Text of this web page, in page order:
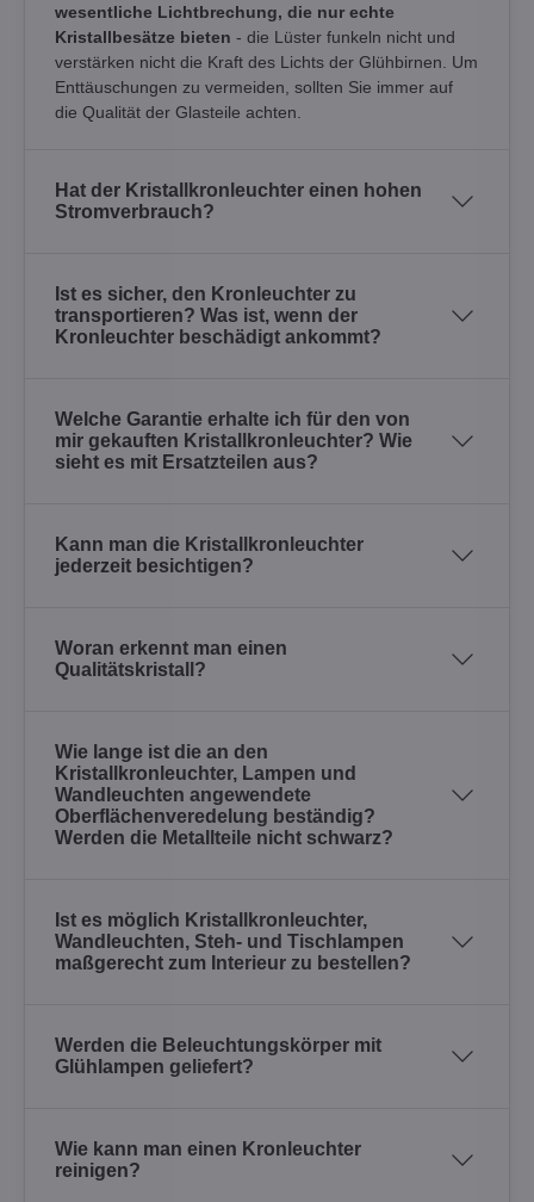
wesentliche Lichtbrechung, die nur echte
Kristallbesätze bieten - die Lüster funkeln nicht und
verstärken nicht die Kraft des Lichts der Glühbirnen. Um
Enttäuschungen zu vermeiden, sollten Sie immer auf
die Qualität der Glasteile achten.
Hat der Kristallkronleuchter einen hohen
Stromverbrauch?
Ist es sicher, den Kronleuchter zu
transportieren? Was ist, wenn der
Kronleuchter beschädigt ankommt?
Welche Garantie erhalte ich für den von
mir gekauften Kristallkronleuchter? Wie
sieht es mit Ersatzteilen aus?
Kann man die Kristallkronleuchter
jederzeit besichtigen?
Woran erkennt man einen
Qualitätskristall?
Wie lange ist die an den
Kristallkronleuchter, Lampen und
Wandleuchten angewendete
Oberflächenveredelung beständig?
Werden die Metallteile nicht schwarz?
Ist es möglich Kristallkronleuchter,
Wandleuchten, Steh- und Tischlampen
maßgerecht zum Interieur zu bestellen?
Werden die Beleuchtungskörper mit
Glühlampen geliefert?
Wie kann man einen Kronleuchter
reinigen?